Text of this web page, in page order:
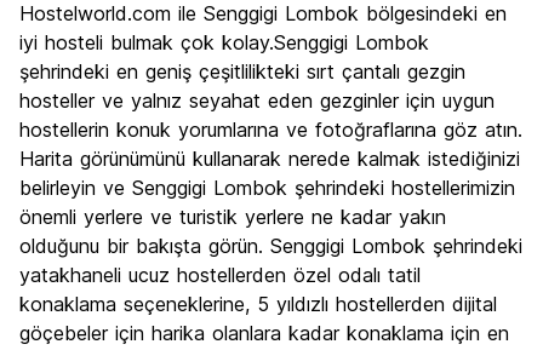
Hostelworld.com ile Senggigi Lombok bölgesindeki en
iyi hosteli bulmak çok kolay.Senggigi Lombok
şehrindeki en geniş çeşitlilikteki sırt çantalı gezgin
hosteller ve yalnız seyahat eden gezginler için uygun
hostellerin konuk yorumlarına ve fotoğraflarına göz atın.
Harita görünümünü kullanarak nerede kalmak istediğinizi
belirleyin ve Senggigi Lombok şehrindeki hostellerimizin
önemli yerlere ve turistik yerlere ne kadar yakın
olduğunu bir bakışta görün. Senggigi Lombok şehrindeki
yatakhaneli ucuz hostellerden özel odalı tatil
konaklama seçeneklerine, 5 yıldızlı hostellerden dijital
göçebeler için harika olanlara kadar konaklama için en